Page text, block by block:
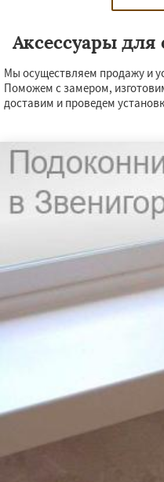
Аксессуары для
Мы осуществляем продажу и
Поможем с замером,
доставим и проведем